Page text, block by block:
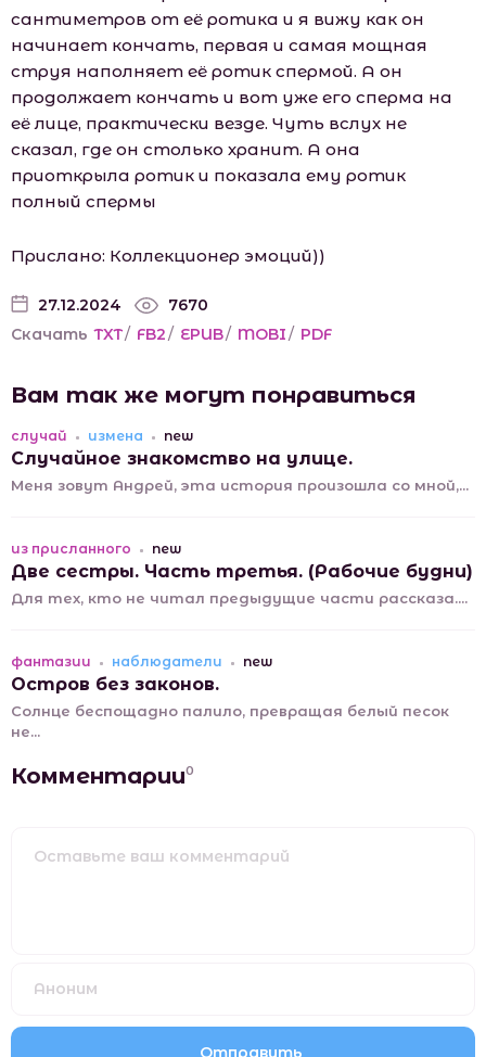
сантиметров от её ротика и я вижу как он
начинает кончать, первая и самая мощная
струя наполняет её ротик спермой. А он
продолжает кончать и вот уже его сперма на
её лице, практически везде. Чуть вслух не
сказал, где он столько хранит. А она
приоткрыла ротик и показала ему ротик
полный спермы
Прислано: Коллекционер эмоций))
27.12.2024
7670
Скачать TXT/ FB2/ EPUB/ MOBI/ PDF
Вам так же могут понравиться
случай измена new
Случайное знакомство на улице.
Меня зовут Андрей, эта история произошла со мной,...
из присланного new
Две сестры. Часть третья. (Рабочие будни)
Для тех, кто не читал предыдущие части рассказа....
фантазии наблюдатели new
Остров без законов.
Солнце беспощадно палило, превращая белый песок
не...
Комментарии0